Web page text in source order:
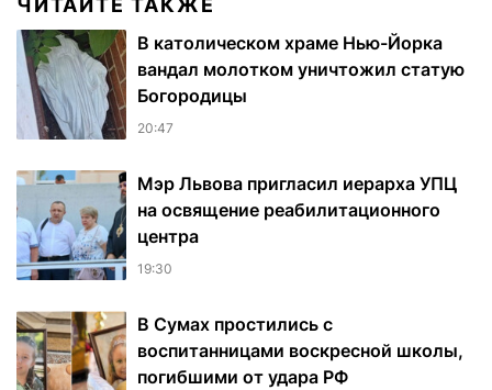
ЧИТАЙТЕ ТАКЖЕ
В католическом храме Нью-Йорка
вандал молотком уничтожил статую
Богородицы
20:47
Мэр Львова пригласил иерарха УПЦ
на освящение реабилитационного
центра
19:30
В Сумах простились с
воспитанницами воскресной школы,
погибшими от удара РФ